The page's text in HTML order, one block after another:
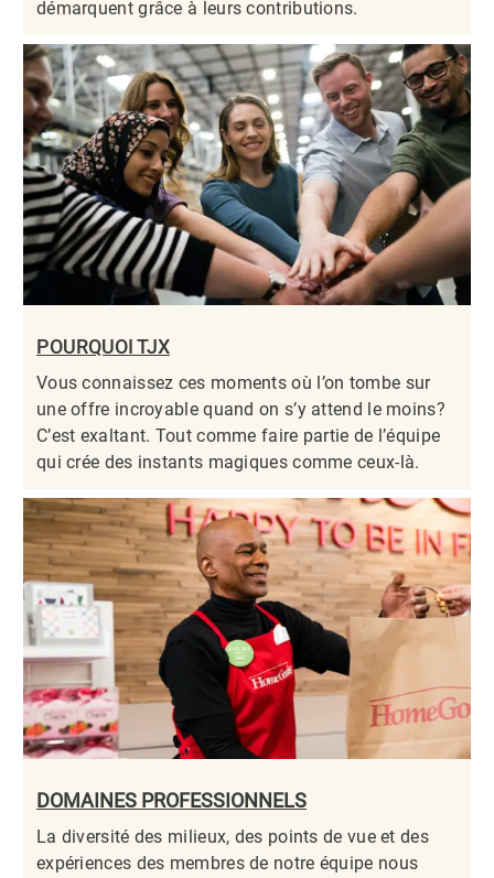
démarquent grâce à leurs contributions.​​​​​​​
POURQUOI TJX
Vous connaissez ces moments où l’on tombe sur
une offre incroyable quand on s’y attend le moins?
C’est exaltant. Tout comme faire partie de l’équipe
qui crée des instants magiques comme ceux-là.​​​​​​​
DOMAINES PROFESSIONNELS
La diversité des milieux, des points de vue et des
expériences des membres de notre équipe nous